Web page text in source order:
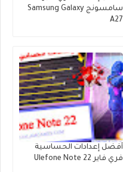
سامسونج Samsung Galaxy
A27
أفضل إعدادات الحساسية
فري فاير Ulefone Note 22